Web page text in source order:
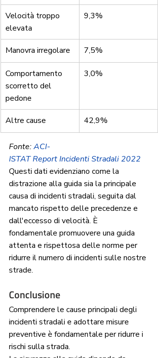
Velocità troppo
elevata
9,3%
Manovra irregolare 7,5%
Comportamento
scorretto del
pedone
3,0%
Altre cause 42,9%
Fonte: ACI-
ISTAT Report Incidenti Stradali 2022
Questi dati evidenziano come la
distrazione alla guida sia la principale
causa di incidenti stradali, seguita dal
mancato rispetto delle precedenze e
dall'eccesso di velocità. È
fondamentale promuovere una guida
attenta e rispettosa delle norme per
ridurre il numero di incidenti sulle nostre
strade.
Conclusione
Comprendere le cause principali degli
incidenti stradali e adottare misure
preventive è fondamentale per ridurre i
rischi sulla strada.